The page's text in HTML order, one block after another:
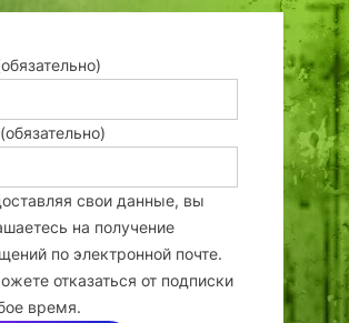
(обязательно)
свои данные, вы
на получение
по электронной почте.
отказаться от подписки
время.